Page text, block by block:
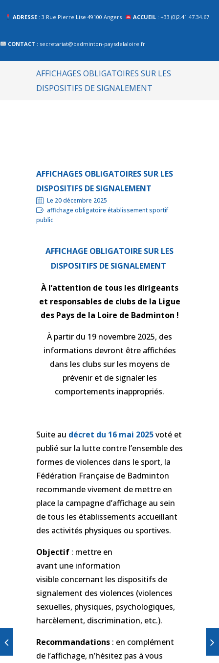
ADRESSE : 3 Rue Pierre Lise 49100 Angers ACCUEIL : +33 (0)2.41.47.34.67
CONTACT : secretariat@badminton-paysdelaloire.fr
AFFICHAGES OBLIGATOIRES SUR LES
DISPOSITIFS DE SIGNALEMENT
AFFICHAGES OBLIGATOIRES SUR LES
DISPOSITIFS DE SIGNALEMENT
Le 20 décembre 2025
affichage obligatoire établissement sportif
public
AFFICHAGE OBLIGATOIRE SUR LES
DISPOSITIFS DE SIGNALEMENT
À l’attention de tous les dirigeants
et responsables de clubs de la Ligue
des Pays de la Loire de Badminton !
À partir du 19 novembre 2025, des
informations devront être affichées
dans les clubs sur les moyens de
prévenir et de signaler les
comportements inappropriés.
Suite au décret du 16 mai 2025voté et
publié sur la lutte contre l’ensemble des
formes de violences dans le sport, la
Fédération Française de Badminton
recommande vivement de mettre en
place la campagne d’affichage au sein
de tous les établissements accueillant
des activités physiques ou sportives.
Objectif : mettre en
avant une information
visible concernant les dispositifs de
signalement des violences (violences
sexuelles, physiques, psychologiques,
harcèlement, discrimination, etc.).
Recommandations : en complément
de l’affichage, n’hésitez pas à vous